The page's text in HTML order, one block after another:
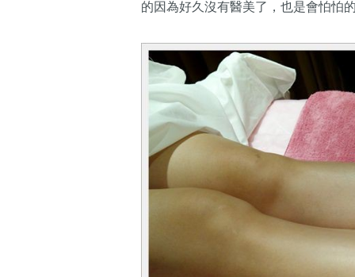
的因為好久沒有醫美了，也是會怕怕